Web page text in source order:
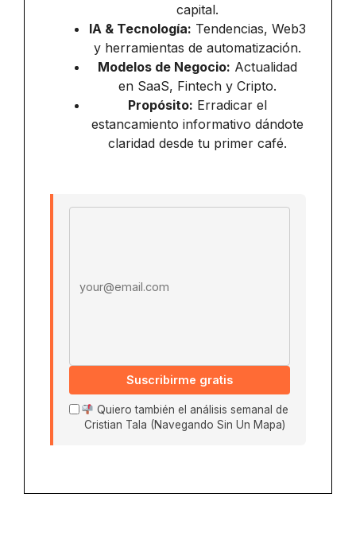
capital.
IA & Tecnología: Tendencias, Web3
y herramientas de automatización.
Modelos de Negocio: Actualidad
en SaaS, Fintech y Cripto.
Propósito: Erradicar el
estancamiento informativo dándote
claridad desde tu primer café.
Suscribirme gratis
Quiero también el análisis semanal de
Cristian Tala (Navegando Sin Un Mapa)